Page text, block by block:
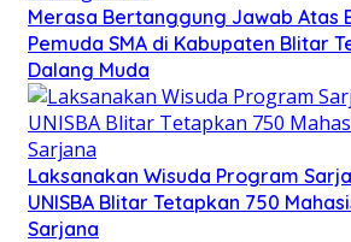
Merasa Bertanggung Jawab Atas
Pemuda SMA di Kabupaten Blitar
Dalang Muda
Laksanakan Wisuda Program
UNISBA Blitar Tetapkan 750
Sarjana